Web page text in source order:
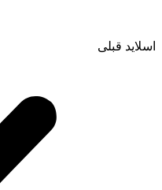
اسلاید قبلی